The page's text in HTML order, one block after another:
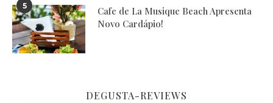
5
Cafe de La Musique Beach Apresenta
Novo Cardápio!
DEGUSTA-REVIEWS